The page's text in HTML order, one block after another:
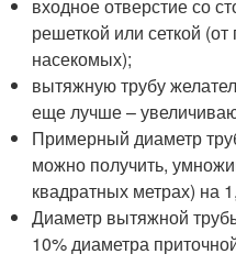
входное отверстие со
решеткой или сеткой
насекомых);
вытяжную трубу
еще лучше –
Примерный диаметр
можно получить,
квадратных метрах) на
Диаметр вытяжной
10% диаметра